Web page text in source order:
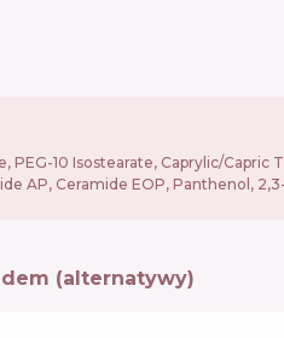
PEG-10 Isostearate, Caprylic/
AP, Ceramide EOP, Panthenol,
(alternatywy)